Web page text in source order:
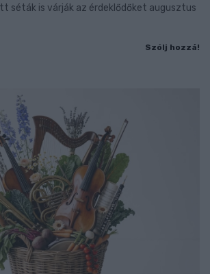
séták is várják az érdeklődőket augusztus
Szólj hozzá!